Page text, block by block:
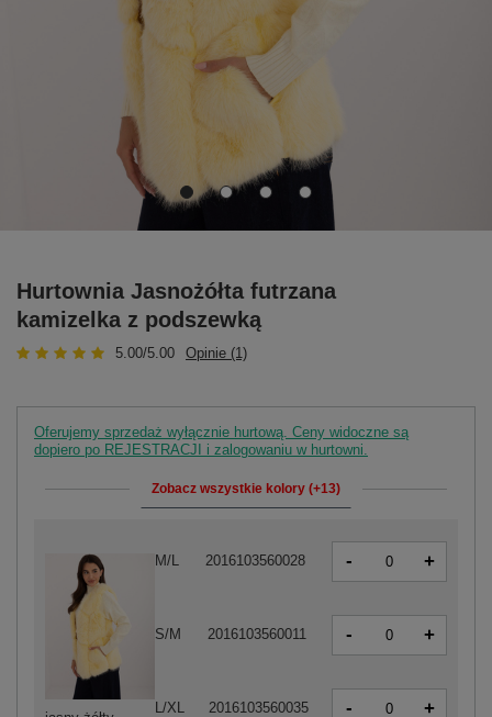
Hurtownia Jasnożółta futrzana
kamizelka z podszewką
5.00/5.00 Opinie (1)
Oferujemy sprzedaż wyłącznie hurtową. Ceny widoczne są
dopiero po REJESTRACJI i zalogowaniu w hurtowni.
Zobacz wszystkie kolory (+13)
M/L 2016103560028 - +
S/M 2016103560011 - +
L/XL 2016103560035 - +